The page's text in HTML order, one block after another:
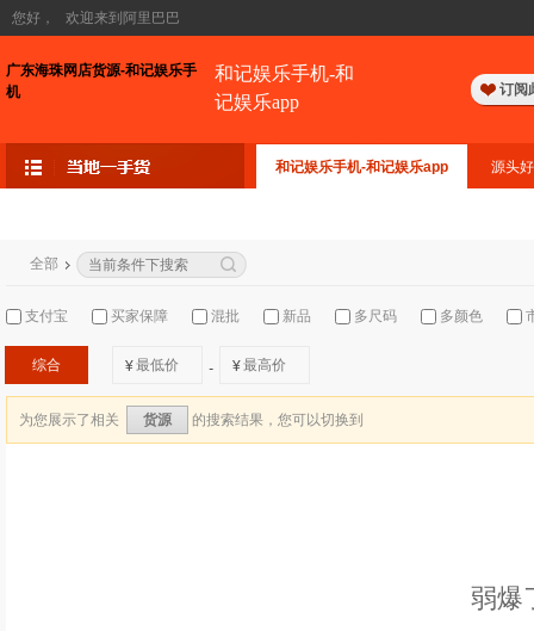
您好， 欢迎来到阿里巴巴
广东海珠网店货源-和记娱乐手
机
和记娱乐手机-和
记娱乐app
订阅
和记娱乐手机-和记娱乐app 源头
全部
支付宝 买家保障 混批 新品 多尺码 多颜色
综合 ¥ - ¥
为您展示了相关 货源 的搜索结果，您可以切换到
弱爆